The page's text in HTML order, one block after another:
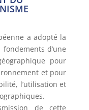
a adopté la
d’une
pour
et pour
l’utilisation et
de cette